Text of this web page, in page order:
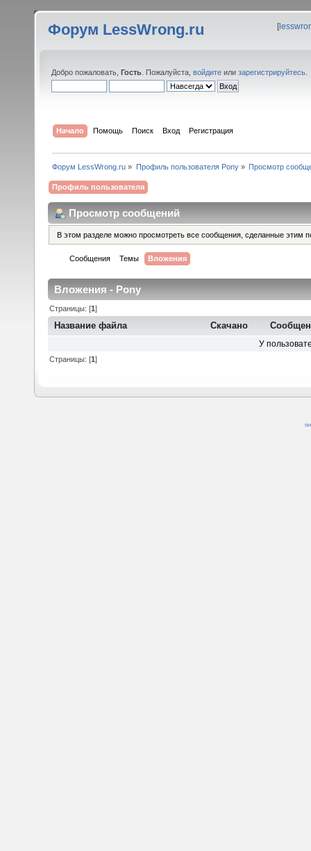
Форум LessWrong.ru [
Добро пожаловать, Гость . Пожалуйста, войдите или зарегистрируйтесь
Начало Помощь Поиск Вход Регистрация
Форум LessWrong.ru » Профиль пользователя Pony» Просмотр
Профиль пользователя
Просмотр сообщений
В этом разделе можно просмотреть все сообщения, сделанные этим
Сообщения Темы Вложения
Вложения - Pony
Страницы: [1]
Название файла Скачано
У
Страницы: [1]